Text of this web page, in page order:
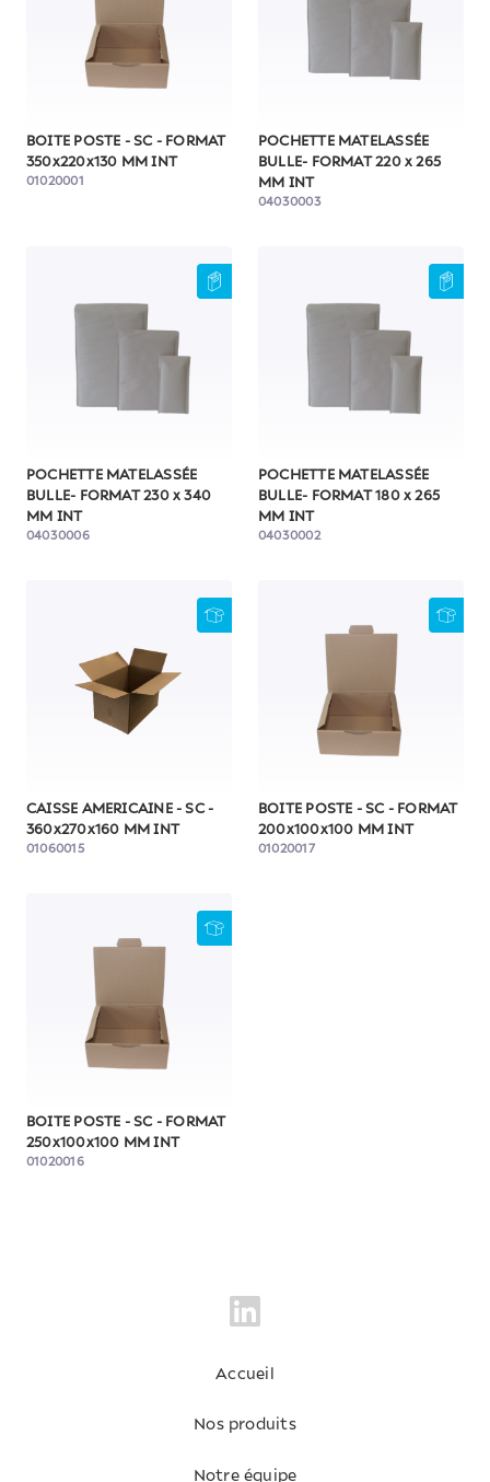
BOITE POSTE - SC - FORMAT
350x220x130 MM INT
01020001
POCHETTE MATELASSÉE
BULLE- FORMAT 220 x 265
MM INT
04030003
POCHETTE MATELASSÉE
BULLE- FORMAT 230 x 340
MM INT
04030006
POCHETTE MATELASSÉE
BULLE- FORMAT 180 x 265
MM INT
04030002
CAISSE AMERICAINE - SC -
360x270x160 MM INT
01060015
BOITE POSTE - SC - FORMAT
200x100x100 MM INT
01020017
BOITE POSTE - SC - FORMAT
250x100x100 MM INT
01020016
Accueil
Nos produits
Notre équipe